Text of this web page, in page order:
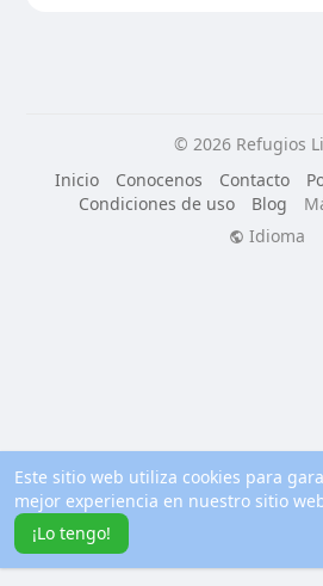
Este sitio web utiliza cookies para
mejor experiencia en nuestro sitio
¡Lo tengo!
© 2026 Refugios
Inicio
Conocenos Contacto
Condiciones de uso
Blog
Idioma